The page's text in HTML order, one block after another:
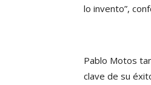
lo invento”,
Pablo Motos
clave de su